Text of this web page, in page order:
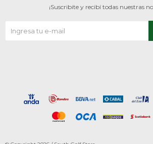
¡Suscribite y recibí todas nuestras